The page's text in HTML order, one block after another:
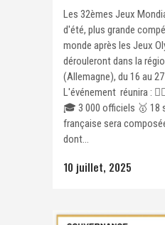
Les 32èmes Jeux
d'été, plus grande
monde après les Jeux
dérouleront dans la
(Allemagne), du 16 au
L'événement réunira :
🎓 3 000 officiels 🥇 18
française sera
dont...
10 juillet, 2025